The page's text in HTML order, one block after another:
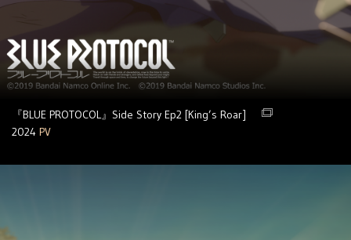
『BLUE PROTOCOL』Side Story Ep2 [King’s Roar]
2024 PV